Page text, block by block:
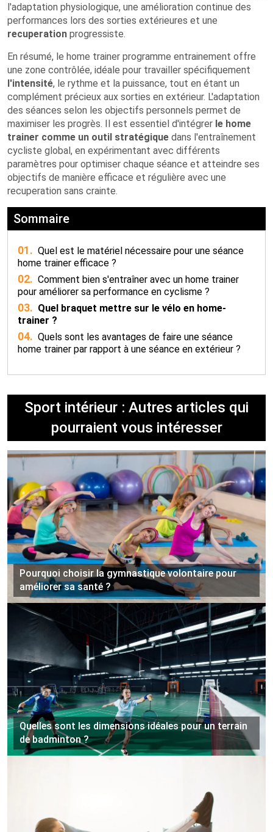
l'adaptation physiologique, une amélioration continue des
performances lors des sorties extérieures et une
recuperation progressiste.
En résumé, le home trainer programme entrainement offre
une zone contrôlée, idéale pour travailler spécifiquement
l'intensité, le rythme et la puissance, tout en étant un
complément précieux aux sorties en extérieur. L'adaptation
des séances selon les objectifs personnels permet de
maximiser les progrès. Il est essentiel d'intégrer le home
trainer comme un outil stratégique dans l'entraînement
cycliste global, en expérimentant avec différents
paramètres pour optimiser chaque séance et atteindre ses
objectifs de manière efficace et régulière avec une
recuperation sans crainte.
Sommaire
01. Quel est le matériel nécessaire pour une séance
home trainer efficace ?
02. Comment bien s'entraîner avec un home trainer
pour améliorer sa performance en cyclisme ?
03. Quel braquet mettre sur le vélo en home-
trainer ?
04. Quels sont les avantages de faire une séance
home trainer par rapport à une séance en extérieur ?
Sport intérieur : Autres articles qui
pourraient vous intéresser
Pourquoi choisir la gymnastique volontaire pour
améliorer sa santé ?
Quelles sont les dimensions idéales pour un terrain
de badminton ?